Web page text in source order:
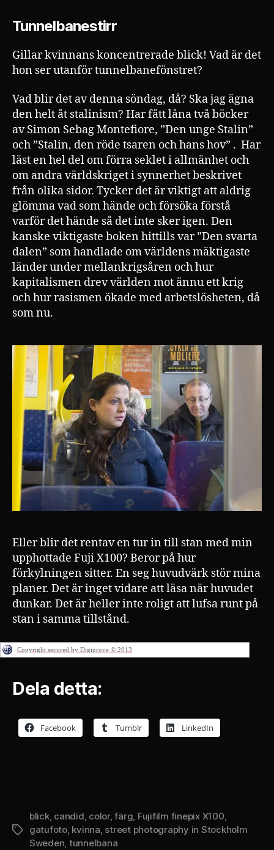
Tunnelbanestirr
Gillar kvinnans koncentrerade blick! Vad är det
hon ser utanför tunnelbanefönstret?
Vad blir det av denna söndag, då? Ska jag ägna
den helt åt stalinism? Har fått låna två böcker
av Simon Sebag Montefiore, ”Den unge Stalin”
och ”Stalin, den röde tsaren och hans hov” . Har
läst en hel del om förra seklet i allmänhet och
om andra världskriget i synnerhet beskrivet
från olika sidor. Tycker det är viktigt att aldrig
glömma vad som hände och försöka förstå
varför det hände så det inte sker igen. Den
kanske viktigaste boken hittills var ”Den svarta
dalen” som handlade om världens mäktigaste
länder under mellankrigsåren och hur
kapitalismen drev världen mot ännu ett krig
och hur rasismen ökade med arbetslösheten, då
som nu.
Eller blir det rentav en tur in till stan med min
upphottade Fuji X100? Beror på hur
förkylningen sitter. En seg huvudvärk stör mina
planer. Det är inget vidare att läsa när huvudet
dunkar. Det är heller inte roligt att lufsa runt på
stan i samma tillstånd.
Copyright secured by Digiprove © 2013
Dela detta:
Facebook Tumblr LinkedIn
Etiketter
blick, candid, color,färg, Fujifilm finepix X100,
gatufoto, kvinna, street photography in Stockholm
Sweden, tunnelbana